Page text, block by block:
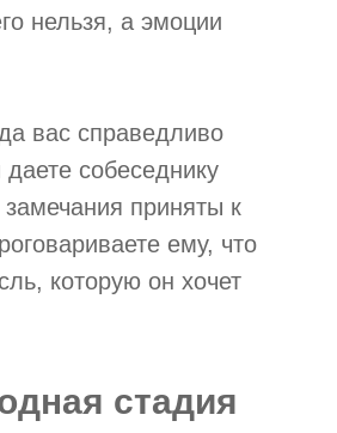
нельзя, а эмоции
вас справедливо
собеседнику
замечания приняты к
ему, что
которую он хочет
стадия